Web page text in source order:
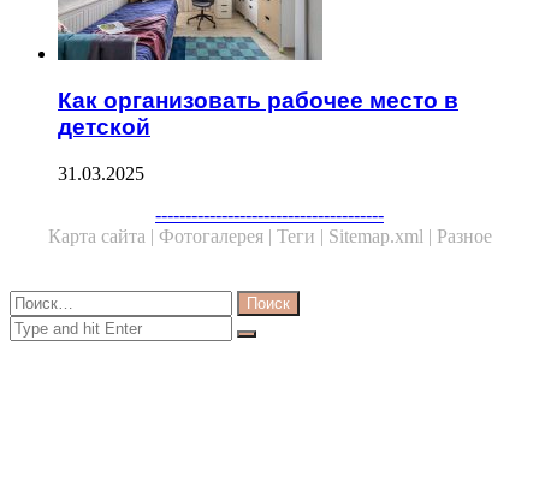
Как организовать рабочее место в
детской
31.03.2025
--------------------------------------
Карта сайта | Фотогалерея | Теги | Sitemap.xml | Разное
Close
Найти:
Close
Search